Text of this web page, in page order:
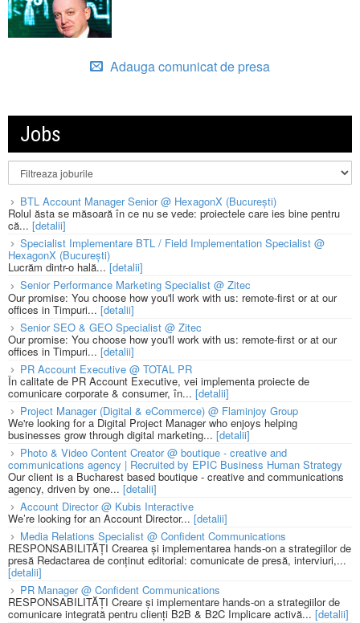
Adauga comunicat de presa
Jobs
BTL Account Manager Senior @ HexagonX (București)
Rolul ăsta se măsoară în ce nu se vede: proiectele care ies bine pentru
că... [detalii]
Specialist Implementare BTL / Field Implementation Specialist @
HexagonX (București)
Lucrăm dintr-o hală... [detalii]
Senior Performance Marketing Specialist @ Zitec
Our promise: You choose how you'll work with us: remote-first or at our
offices in Timpuri... [detalii]
Senior SEO & GEO Specialist @ Zitec
Our promise: You choose how you'll work with us: remote-first or at our
offices in Timpuri... [detalii]
PR Account Executive @ TOTAL PR
În calitate de PR Account Executive, vei implementa proiecte de
comunicare corporate & consumer, în... [detalii]
Project Manager (Digital & eCommerce) @ Flaminjoy Group
We're looking for a Digital Project Manager who enjoys helping
businesses grow through digital marketing... [detalii]
Photo & Video Content Creator @ boutique - creative and
communications agency | Recruited by EPIC Business Human Strategy
Our client is a Bucharest based boutique - creative and communications
agency, driven by one... [detalii]
Account Director @ Kubis Interactive
We’re looking for an Account Director... [detalii]
Media Relations Specialist @ Confident Communications
RESPONSABILITĂȚI Crearea și implementarea hands-on a strategiilor de
presă Redactarea de conținut editorial: comunicate de presă, interviuri,...
[detalii]
PR Manager @ Confident Communications
RESPONSABILITĂȚI Creare și implementare hands-on a strategiilor de
comunicare integrată pentru clienți B2B & B2C Implicare activă... [detalii]